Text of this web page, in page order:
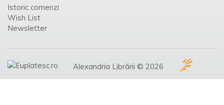
Istoric comenzi
Wish List
Newsletter
Alexandria Librării © 2026